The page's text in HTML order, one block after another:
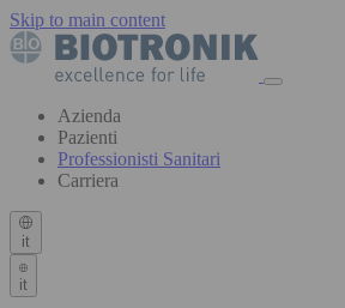
Skip to main content
Azienda
Pazienti
Professionisti Sanitari
Carriera
it
it